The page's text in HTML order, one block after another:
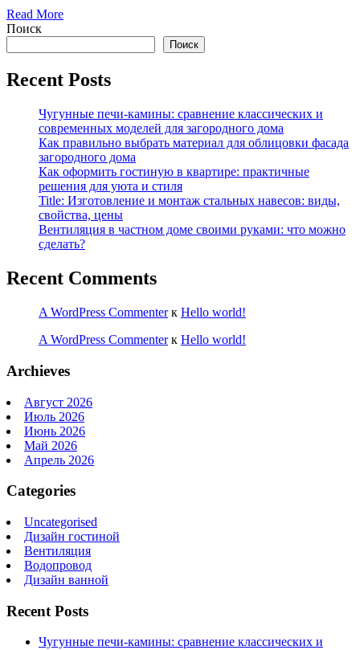
Read More
Поиск
Поиск
Recent Posts
Чугунные печи-камины: сравнение классических и
современных моделей для загородного дома
Как правильно выбрать материал для облицовки фасада
загородного дома
Как оформить гостиную в квартире: практичные
решения для уюта и стиля
Title: Изготовление и монтаж стальных навесов: виды,
свойства, цены
Вентиляция в частном доме своими руками: что можно
сделать?
Recent Comments
A WordPress Commenterк Hello world!
A WordPress Commenterк Hello world!
Archieves
Август 2026
Июль 2026
Июнь 2026
Май 2026
Апрель 2026
Categories
Uncategorised
Дизайн гостиной
Вентиляция
Водопровод
Дизайн ванной
Recent Posts
Чугунные печи-камины: сравнение классических и